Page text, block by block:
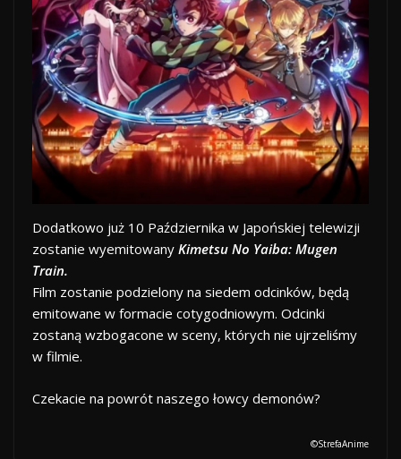
Dodatkowo już 10 Października w Japońskiej telewizji
zostanie wyemitowany Kimetsu No Yaiba: Mugen
Train.
Film zostanie podzielony na siedem odcinków, będą
emitowane w formacie cotygodniowym. Odcinki
zostaną wzbogacone w sceny, których nie ujrzeliśmy
w filmie.
Czekacie na powrót naszego łowcy demonów?
©️StrefaAnime